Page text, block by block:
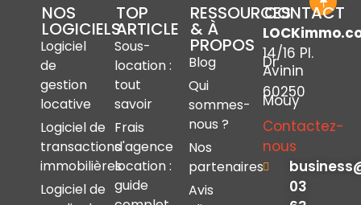
NOS
LOGICIELS
Logiciel
de
gestion
locative
Logiciel de
transactions
immobilières
Logiciel de
TOP
ARTICLE
Sous-
location :
tout
savoir
Frais
d'agence
location :
guide
RESSOURCES
& À
PROPOS
Blog
Qui
sommes-
nous ?
Nos
partenaires
Avis
CONTACT
14/16 Pl.
Dr
Avinin
60250
Mouy
Contactez-
nous
03